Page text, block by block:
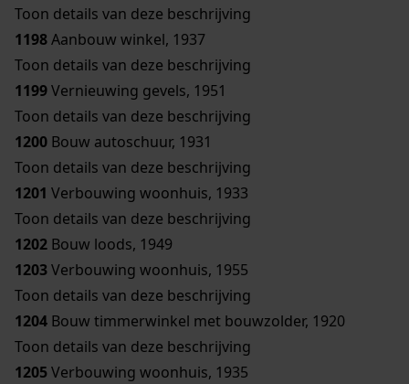
Toon details van deze beschrijving
1198Aanbouw winkel, 1937
Toon details van deze beschrijving
1199Vernieuwing gevels, 1951
Toon details van deze beschrijving
1200 Bouw autoschuur, 1931
Toon details van deze beschrijving
1201 Verbouwing woonhuis, 1933
Toon details van deze beschrijving
1202 Bouw loods, 1949
1203Verbouwing woonhuis, 1955
Toon details van deze beschrijving
1204 Bouw timmerwinkel met bouwzolder, 1920
Toon details van deze beschrijving
1205Verbouwing woonhuis, 1935